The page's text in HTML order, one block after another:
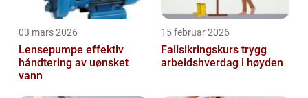
03 mars 2026
Lensepumpe effektiv
håndtering av uønsket
vann
15 februar 2026
Fallsikringskurs trygg
arbeidshverdag i høyden